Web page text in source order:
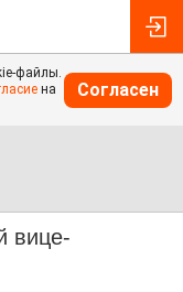
файлы.
на
Согласен
вице-